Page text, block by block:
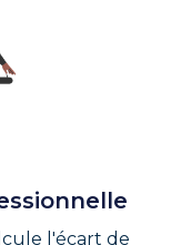
l'écart de